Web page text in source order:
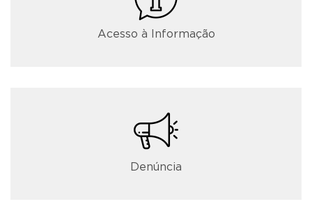
Acesso à Informação
Denúncia